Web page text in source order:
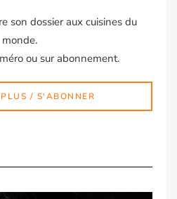
son dossier aux cuisines du
monde.
ou sur abonnement.
/ S'ABONNER